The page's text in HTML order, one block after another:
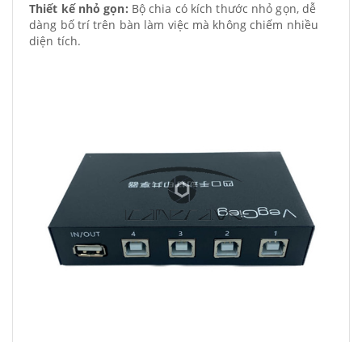
Thiết kế nhỏ gọn: Bộ chia có kích thước nhỏ gọn, dễ
dàng bố trí trên bàn làm việc mà không chiếm nhiều
diện tích.